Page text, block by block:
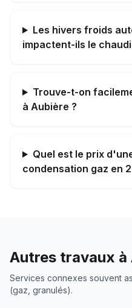
Les hivers froids
impactent-ils le
Trouve-t-on
à Aubière ?
Quel est le prix
condensation gaz en
Autres travaux à
Services connexes souvent
(gaz, granulés).